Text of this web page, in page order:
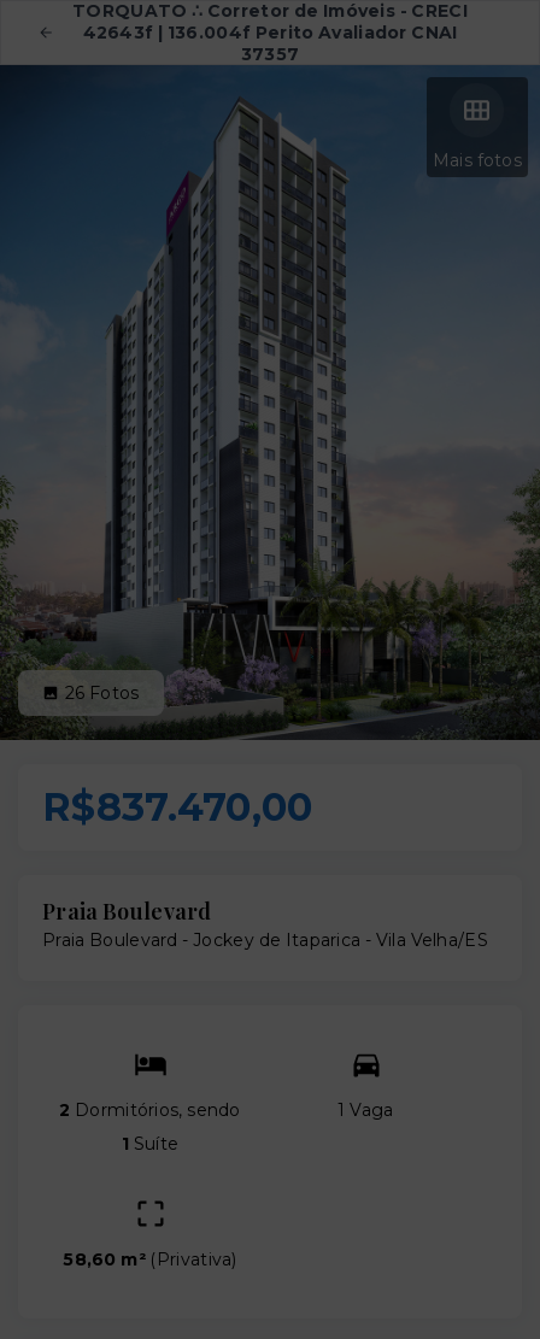
TORQUATO ∴ Corretor de Imóveis - CRECI
42643f | 136.004f Perito Avaliador CNAI
37357
Mais fotos
26 Fotos
R$837.470,00
Praia Boulevard
Praia Boulevard -Jockey de Itaparica - Vila Velha/ES
2 Dormitórios, sendo
1 Suíte
1 Vaga
58,60 m² ( Privativa)